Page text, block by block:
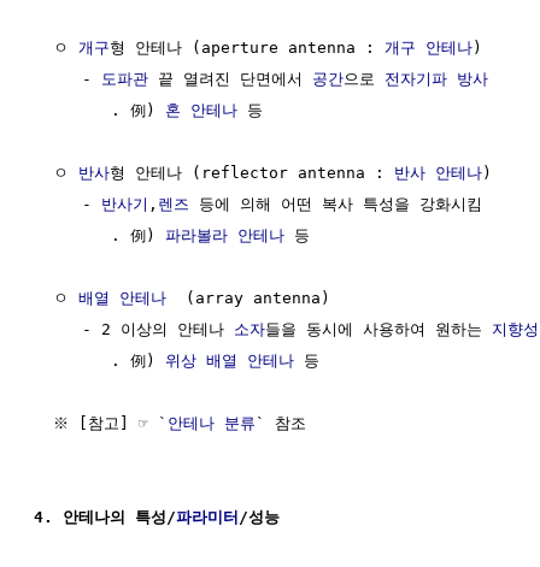
  ㅇ
개구형 안테나 (aperture antenna : 개구 안테나)
     -
도파관 끝 열려진 단면에서 공간으로 전자기파 방사
        . 例)
혼 안테나 등
  ㅇ
반사형 안테나 (reflector antenna : 반사 안테나)
     -
반사기 , 렌즈 등에 의해 어떤 복사 특성을 강화시킴
        . 例)
파라볼라 안테나 등
  ㅇ
배열 안테나
  (array antenna)
     - 2 이상의 안테나
소자들을 동시에 사용하여 원하는 지향성
        . 例)
위상 배열 안테나 등
  ※ [참고] ☞ `
안테나 분류 ` 참조
4. 안테나의 특성/파라미터 /성능